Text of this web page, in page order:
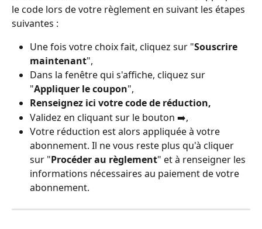
le code lors de votre règlement en suivant les étapes
suivantes :
Une fois votre choix fait, cliquez sur "Souscrire
maintenant",
Dans la fenêtre qui s'affiche, cliquez sur
"Appliquer le coupon",
Renseignez ici votre code de réduction,
Validez en cliquant sur le bouton ➡️,
Votre réduction est alors appliquée à votre
abonnement. Il ne vous reste plus qu'à cliquer
sur "Procéder au règlement" et à renseigner les
informations nécessaires au paiement de votre
abonnement.